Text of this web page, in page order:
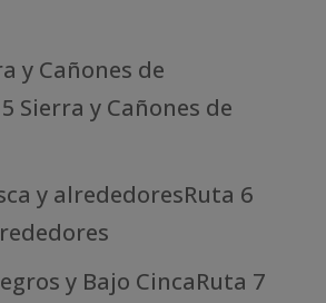
y Cañones de
Sierra y Cañones de
y alrededoresRuta 6
y Bajo CincaRuta 7